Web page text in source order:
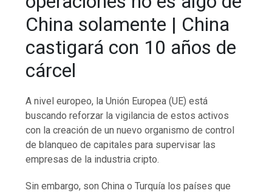
China solamente | China
castigará con 10 años de
cárcel
A nivel europeo, la Unión Europea (UE) está
buscando reforzar la vigilancia de estos activos
con la creación de un nuevo organismo de control
de blanqueo de capitales para supervisar las
empresas de la industria cripto.
Sin embargo, son China o Turquía los países que